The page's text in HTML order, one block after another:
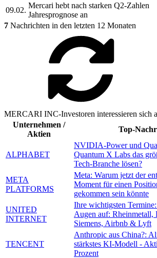
09.02.
Mercari hebt nach starken Q2-Zahlen
Jahresprognose an
7 Nachrichten in den letzten 12 Monaten
MERCARI INC-Investoren interessieren sich
Unternehmen /
Aktien
Top-
ALPHABET
NVIDIA-Power und
Quantum X Labs das
Tech-Branche lösen?
META
PLATFORMS
Meta: Warum jetzt der
Moment für einen
gekommen sein könnte
UNITED
INTERNET
Ihre wichtigsten
Augen auf: Rheinmetall,
Siemens, Airbnb & Lyft
TENCENT
Anthropic aus China?:
stärkstes KI-Modell -
Prozent